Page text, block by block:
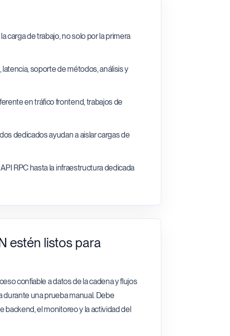
carga de trabajo, no solo por la primera
soporte de métodos, análisis y
en tráfico frontend, trabajos de
dedicados ayudan a aislar cargas de
RPC hasta la infraestructura dedicada
estén listos para
confiable a datos de la cadena y flujos
una prueba manual. Debe
el monitoreo y la actividad del